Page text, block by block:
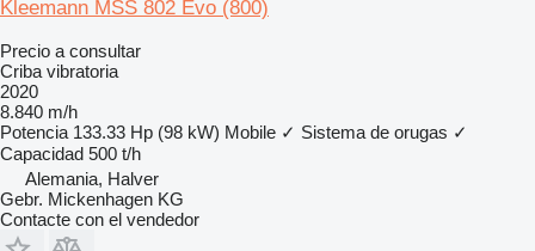
Kleemann MSS 802 Evo (800)
Precio a consultar
Criba vibratoria
2020
8.840 m/h
Potencia 133.33 Hp (98 kW) Mobile ✓ Sistema de orugas ✓
Capacidad 500 t/h
Alemania, Halver
Gebr. Mickenhagen KG
Contacte con el vendedor